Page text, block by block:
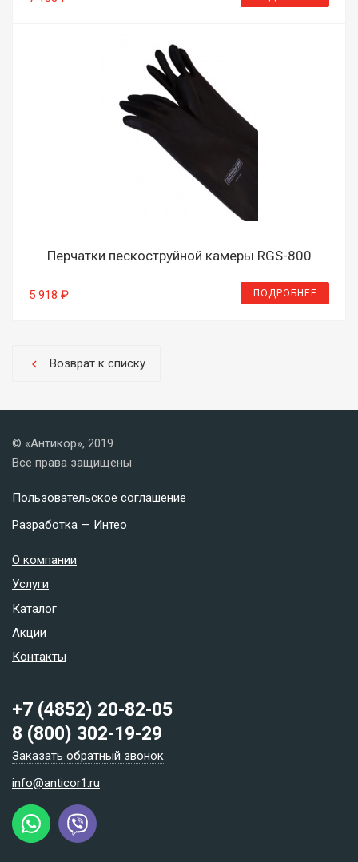
Перчатки пескоструйной камеры RGS-800
5 918 ₽ ПОДРОБНЕЕ
chevron_left Возврат к списку
© «Антикор», 2019
Все права защищены
Пользовательское соглашение
Разработка — Интео
О компании
Услуги
Каталог
Акции
Контакты
+7 (4852) 20-82-05
8 (800) 302-19-29
Заказать обратный звонок
info@anticor1.ru